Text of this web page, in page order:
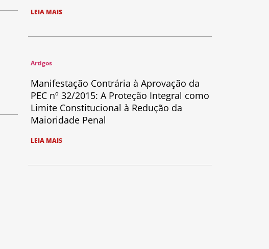
LEIA MAIS
Artigos
Manifestação Contrária à Aprovação da
PEC nº 32/2015: A Proteção Integral como
Limite Constitucional à Redução da
Maioridade Penal
LEIA MAIS